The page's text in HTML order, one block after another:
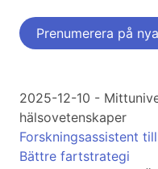
Prenumerera på
2025-12-10 -
hälsovetenskaper
Forskningsassistent
Bättre fartstrategi